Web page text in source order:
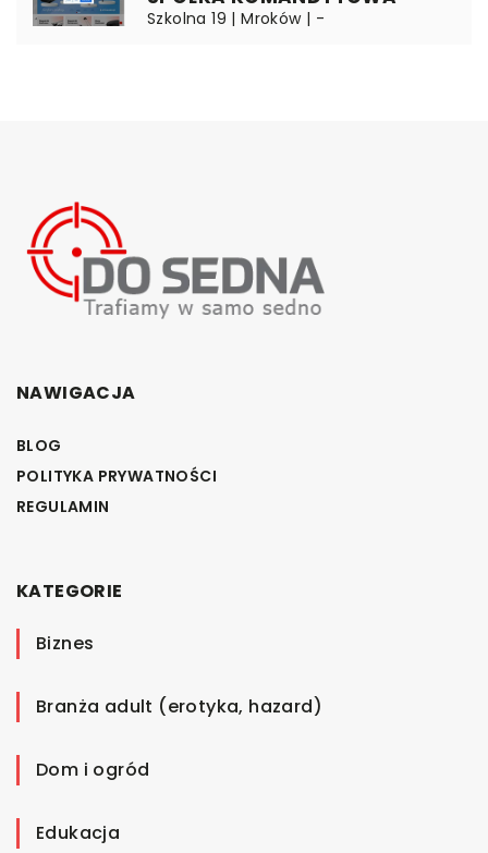
Szkolna 19 | Mroków | -
NAWIGACJA
BLOG
POLITYKA PRYWATNOŚCI
REGULAMIN
KATEGORIE
Biznes
Branża adult (erotyka, hazard)
Dom i ogród
Edukacja